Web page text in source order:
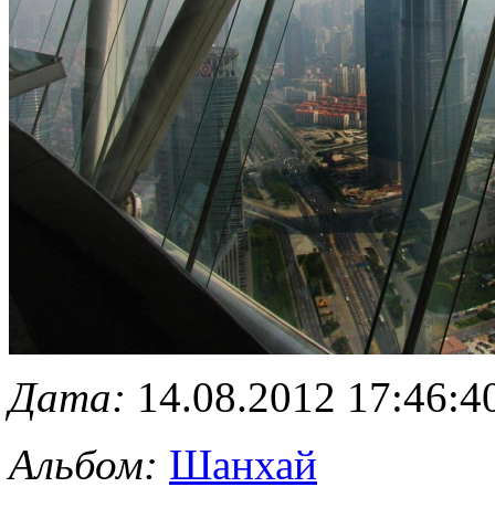
Дата: 14.08.2012
Альбом: Шанхай